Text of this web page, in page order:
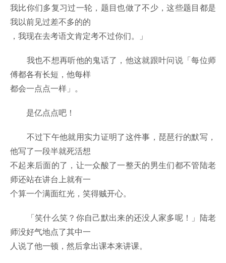
我比你们多复习过一轮，题目也做了不少，这些题目都是
我以前见过差不多的的
，我现在去考语文肯定考不过你们。」
我也不想再听他的鬼话了，他这就跟叶问说「每位师
傅都各有长短，他每样
都会一点点一样」。
是亿点点吧！
不过下午他就用实力证明了这件事，琵琶行的默写，
他写了一段半就死活想
不起来后面的了，让一众酸了一整天的男生们都不管陆老
师还站在讲台上就有一
个算一个满面红光，笑得贼开心。
「笑什么笑？你自己默出来的还没人家多呢！」陆老
师没好气地点了其中一
人说了他一顿，然后拿出课本来讲课。